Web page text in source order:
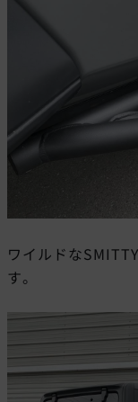
ワイルドな
す。